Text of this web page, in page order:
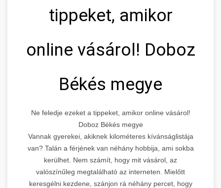
tippeket, amikor
online vásárol! Doboz
Békés megye
Ne feledje ezeket a tippeket, amikor online vásárol!
Doboz Békés megye
Vannak gyerekei, akiknek kilométeres kívánságlistája
van? Talán a férjének van néhány hobbija, ami sokba
kerülhet. Nem számít, hogy mit vásárol, az
valószínűleg megtalálható az interneten. Mielőtt
keresgélni kezdene, szánjon rá néhány percet, hogy